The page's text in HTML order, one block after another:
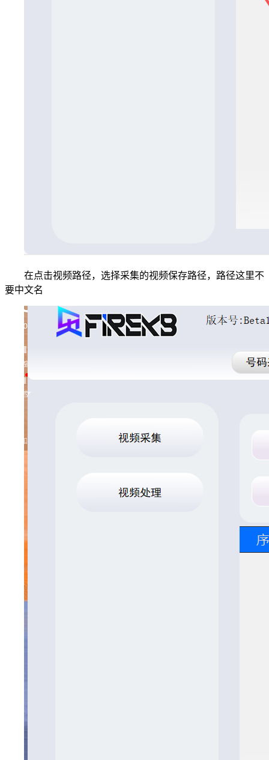
在点击视频路径，选择采集的视频保存路径，路径这里不
要中文名